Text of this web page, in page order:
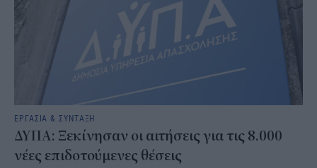
ΕΡΓΑΣΙΑ & ΣΥΝΤΑΞΗ
ΔΥΠΑ: Ξεκίνησαν οι αιτήσεις για τις 8.000
νέες επιδοτούμενες θέσεις